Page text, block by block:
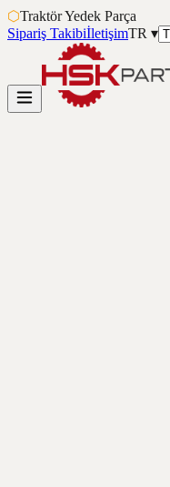
⬡Traktör Yedek Parça
Sipariş TakibiİletişimTR ▾